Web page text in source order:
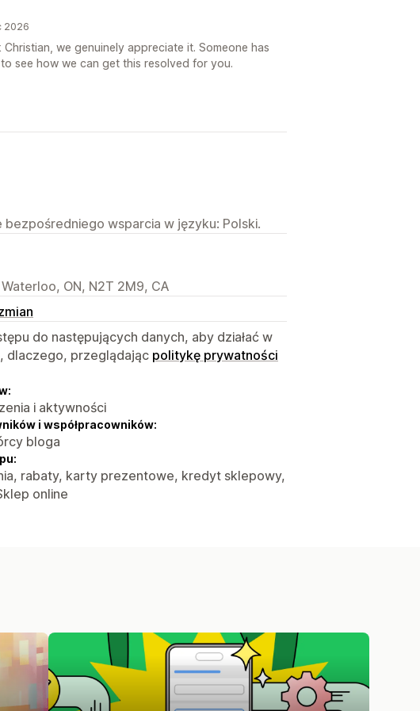
2026
we genuinely appreciate it. Someone has
see how we can get this resolved for you.
wsparcia w języku: Polski.
ON, N2T 2M9, CA
do następujących danych, aby działać w
dlaczego, przeglądając politykę prywatności
i aktywności
i współpracowników:
bloga
rabaty, karty prezentowe, kredyt sklepowy,
online